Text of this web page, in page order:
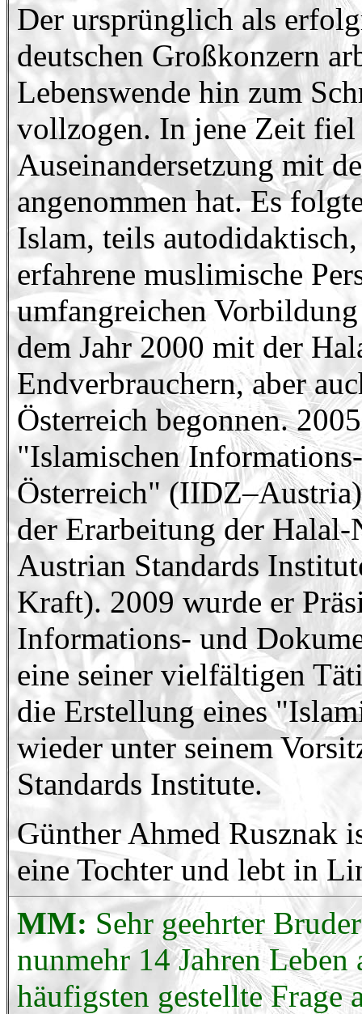
Der ursprünglich als
deutschen Großkonzern
Lebenswende hin zum
vollzogen. In jene Zeit fiel
Auseinandersetzung mit
angenommen hat. Es
Islam, teils
erfahrene muslimische
umfangreichen
dem Jahr 2000 mit der
Endverbrauchern, aber
Österreich begonnen.
"Islamischen
Österreich"
der Erarbeitung der
Austrian Standards
Kraft). 2009 wurde er
Informations- und
eine seiner vielfältigen
die Erstellung eines
wieder unter seinem
Standards Institute.
Günther Ahmed Rusznak
eine Tochter und lebt in
MM: Sehr geehrter
nunmehr 14 Jahren
häufigsten gestellte Frage